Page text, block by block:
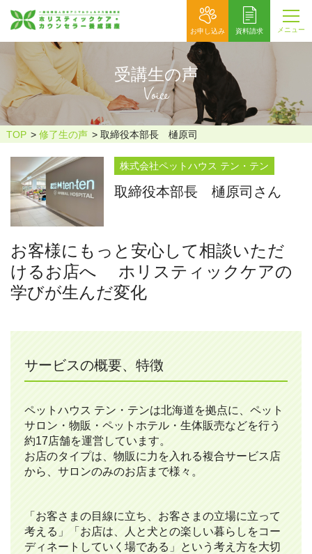
お申し込み 資料請求 メニュー
受講生の声
Voice
TOP 修了生の声 取締役本部長 樋原司
株式会社ペットハウス テン・テン
取締役本部長 樋原司さん
お客様にもっと安心して相談いただ
けるお店へ ホリスティックケアの
学びが生んだ変化
サービスの概要、特徴
ペットハウス テン・テンは北海道を拠点に、ペット
サロン・物販・ペットホテル・生体販売などを行う
約17店舗を運営しています。
お店のタイプは、物販に力を入れる複合サービス店
から、サロンのみのお店まで様々。
「お客さまの目線に立ち、お客さまの立場に立って
考える」「お店は、人と犬との楽しい暮らしをコー
ディネートしていく場である」という考え方を大切